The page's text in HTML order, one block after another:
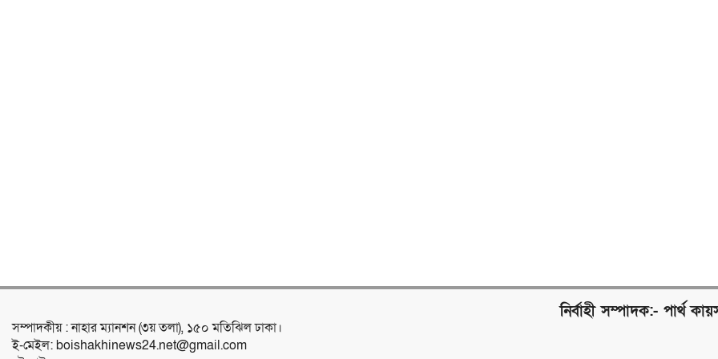
নির্বাহী সম্পাদক:- পার্থ
সম্পাদকীয় : নাহার ম্যানশন (৩য় তলা), ১৫০ মতিঝিল ঢাকা।
ই-মেইল: boishakhinews24.net@gmail.com